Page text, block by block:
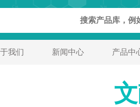
我们 新闻中心 产品中